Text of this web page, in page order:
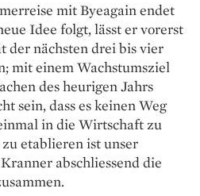
mit Byeagain endet
Idee folgt, lässt er vorerst
der nächsten drei bis vier
mit einem Wachstumsziel
des heurigen Jahrs
sein, dass es keinen Weg
in die Wirtschaft zu
etablieren ist unser
abschliessend die